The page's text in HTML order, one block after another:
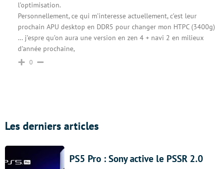
l’optimisation.
Personnellement, ce qui m’interesse actuellement, c’est leur
prochain APU desktop en DDR5 pour changer mon HTPC (3400g)
… j’espre qu’on aura une version en zen 4 + navi 2 en milieux
d’année prochaine,
0
Les derniers articles
PS5 Pro : Sony active le PSSR 2.0